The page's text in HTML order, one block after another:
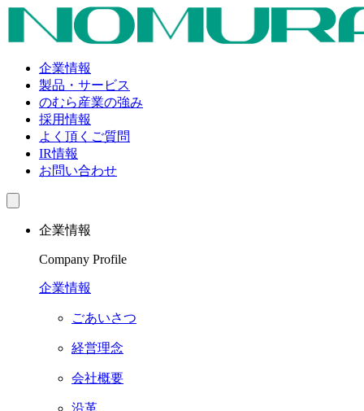
企業情報
製品・サービス
のむら産業の強み
採用情報
よく頂くご質問
IR情報
お問い合わせ
企業情報
Company Profile
企業情報
ごあいさつ
経営理念
会社概要